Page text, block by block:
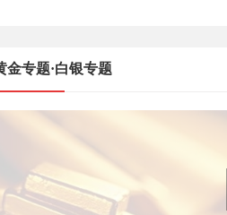
金专题·白银专题